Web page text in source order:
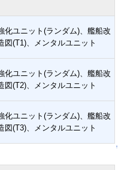
化ユニット(ランダム)、艦船改
図(T1)、メンタルユニット
化ユニット(ランダム)、艦船改
図(T2)、メンタルユニット
化ユニット(ランダム)、艦船改
図(T3)、メンタルユニット
↑